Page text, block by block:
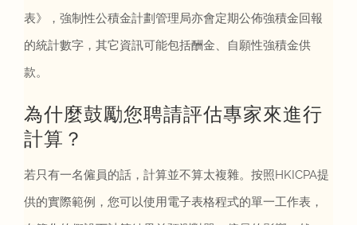
表》，強制性公積金計劃管理局亦會定期公佈強積金回報
的統計數字，其它資訊可能包括酬金、自願性強積金供
款。
為什麼鼓勵您聘請評估專家來進行
計算？
若只有一名僱員的話，計算並不算太複雜。按照HKICPA提
供的實際範例，您可以使用電子表格程式的單一工作表，